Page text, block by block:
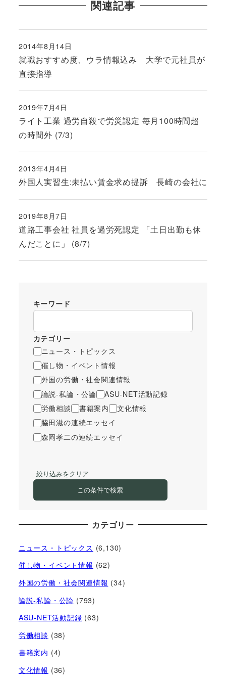
関連記事
就職おすすめ度、ウラ情報込み 大学で元社員が
直接指導
投稿日
2014年8月14日
ライト工業 過労自殺で労災認定 毎月100時間超
の時間外 (7/3)
投稿日
2019年7月4日
外国人実習生:未払い賃金求め提訴 長崎の会社に
投稿日
2013年4月4日
道路工事会社 社員を過労死認定 「土日出勤も休
んだことに」 (8/7)
投稿日
2019年8月7日
キーワード
カテゴリー
ニュース・トピックス
催し物・イベント情報
外国の労働・社会関連情報
論説-私論・公論
ASU-NET活動記録
労働相談
書籍案内
文化情報
脇田滋の連続エッセイ
森岡孝二の連続エッセイ
絞り込みをクリア
この条件で検索
カテゴリー
ニュース・トピックス (6,130)
催し物・イベント情報 (62)
外国の労働・社会関連情報 (34)
論説-私論・公論 (793)
ASU-NET活動記録 (63)
労働相談 (38)
書籍案内 (4)
文化情報 (36)